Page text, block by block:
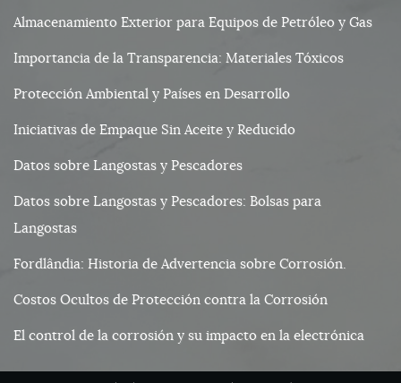
Almacenamiento Exterior para Equipos de Petróleo y Gas
Importancia de la Transparencia: Materiales Tóxicos
Protección Ambiental y Países en Desarrollo
Iniciativas de Empaque Sin Aceite y Reducido
Datos sobre Langostas y Pescadores
Datos sobre Langostas y Pescadores: Bolsas para
Langostas
Fordlândia: Historia de Advertencia sobre Corrosión.
Costos Ocultos de Protección contra la Corrosión
El control de la corrosión y su impacto en la electrónica